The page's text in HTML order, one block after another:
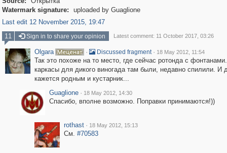
Watermark signature:
uploaded by Guaglione
Last edit 12 November 2015, 19:47
11
Sign in to share your opinion Latest comment: 11 October 2017, 03:26
Olgara · Discussed fragment · 18 May 2012, 11:54
Так это похоже на то место, где сейчас ротонда с
каркасы для дикого виногада там были, недавно спилили. И
кажется родным и кустарник...
Guaglione · 18 May 2012, 14:30
Спасибо, вполне возможно. Поправки принимаются!))
rothast · 18 May 2012, 15:13
См. #70583